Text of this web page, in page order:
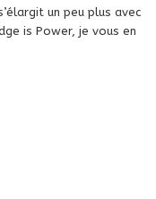
un peu plus avec
is Power, je vous en